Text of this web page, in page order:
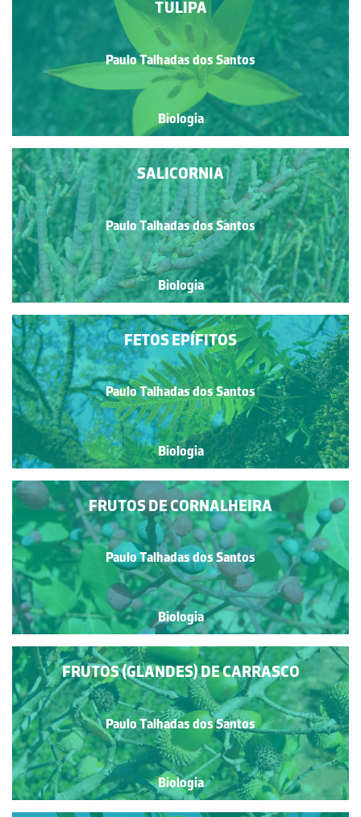
TULIPA
Paulo Talhadas dos Santos
Biologia
SALICORNIA
Paulo Talhadas dos Santos
Biologia
FETOS EPÍFITOS
Paulo Talhadas dos Santos
Biologia
FRUTOS DE CORNALHEIRA
Paulo Talhadas dos Santos
Biologia
FRUTOS (GLANDES) DE CARRASCO
Paulo Talhadas dos Santos
Biologia